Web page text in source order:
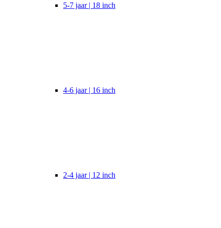
5-7 jaar | 18 inch
4-6 jaar | 16 inch
2-4 jaar | 12 inch